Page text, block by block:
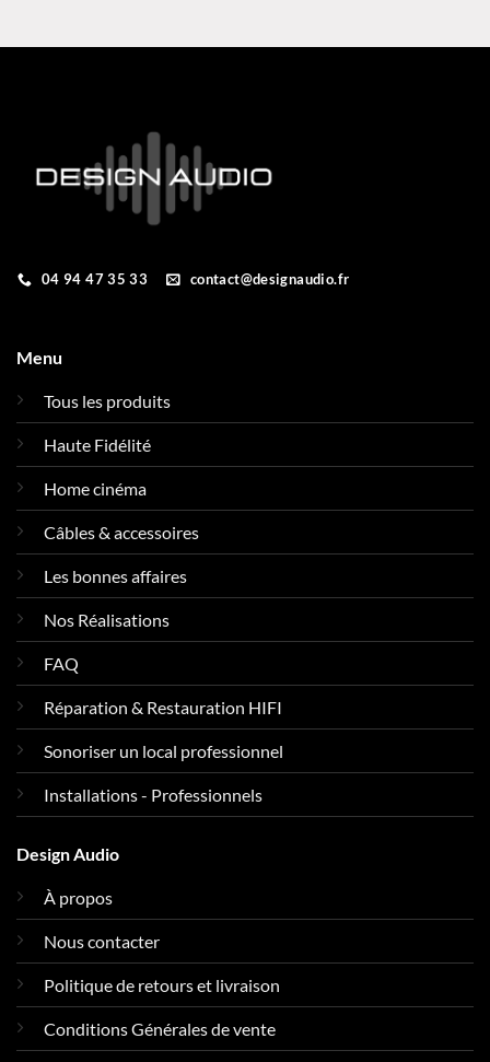
04 94 47 35 33 contact@designaudio.fr
Menu
Tous les produits
Haute Fidélité
Home cinéma
Câbles & accessoires
Les bonnes affaires
Nos Réalisations
FAQ
Réparation & Restauration HIFI
Sonoriser un local professionnel
Installations - Professionnels
Design Audio
À propos
Nous contacter
Politique de retours et livraison
Conditions Générales de vente